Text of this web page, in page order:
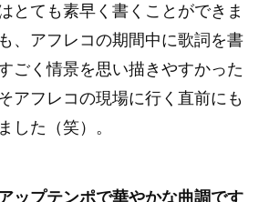
ても素早く書くことができま
、アフレコの期間中に歌詞を書
ごく情景を思い描きやすかった
アフレコの現場に行く直前にも
した（笑）。
プテンポで華やかな曲調です